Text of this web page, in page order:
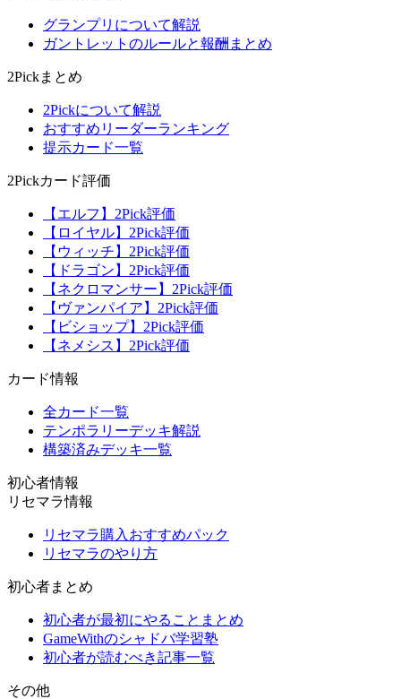
グランプリについて解説
ガントレットのルールと報酬まとめ
2Pickまとめ
2Pickについて解説
おすすめリーダーランキング
提示カード一覧
2Pickカード評価
【エルフ】2Pick評価
【ロイヤル】2Pick評価
【ウィッチ】2Pick評価
【ドラゴン】2Pick評価
【ネクロマンサー】2Pick評価
【ヴァンパイア】2Pick評価
【ビショップ】2Pick評価
【ネメシス】2Pick評価
カード情報
全カード一覧
テンポラリーデッキ解説
構築済みデッキ一覧
初心者情報
リセマラ情報
リセマラ購入おすすめパック
リセマラのやり方
初心者まとめ
初心者が最初にやることまとめ
GameWithのシャドバ学習塾
初心者が読むべき記事一覧
その他